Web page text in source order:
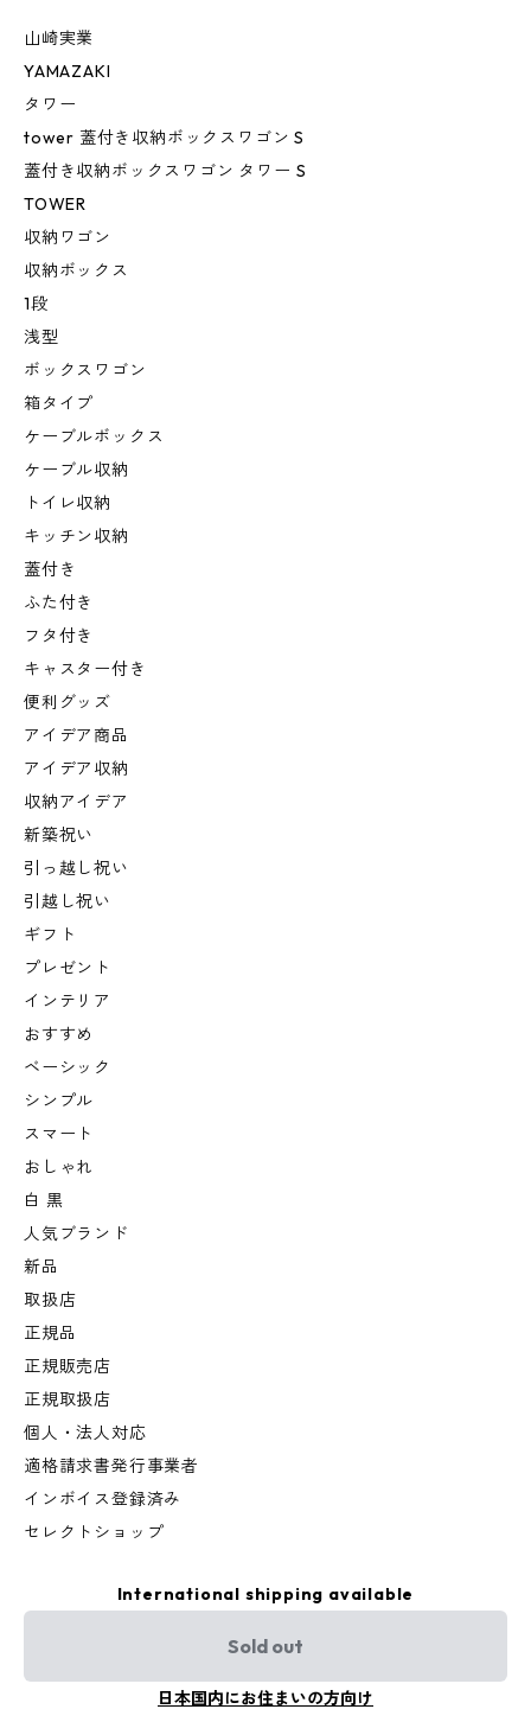
山崎実業
YAMAZAKI
タワー
tower 蓋付き収納ボックスワゴン S
蓋付き収納ボックスワゴン タワー S
TOWER
収納ワゴン
収納ボックス
1段
浅型
ボックスワゴン
箱タイプ
ケーブルボックス
ケーブル収納
トイレ収納
キッチン収納
蓋付き
ふた付き
フタ付き
キャスター付き
便利グッズ
アイデア商品
アイデア収納
収納アイデア
新築祝い
引っ越し祝い
引越し祝い
ギフト
プレゼント
インテリア
おすすめ
ベーシック
シンプル
スマート
おしゃれ
白 黒
人気ブランド
新品
取扱店
正規品
正規販売店
正規取扱店
個人・法人対応
適格請求書発行事業者
インボイス登録済み
セレクトショップ
International shipping available
Sold out
日本国内にお住まいの方向け